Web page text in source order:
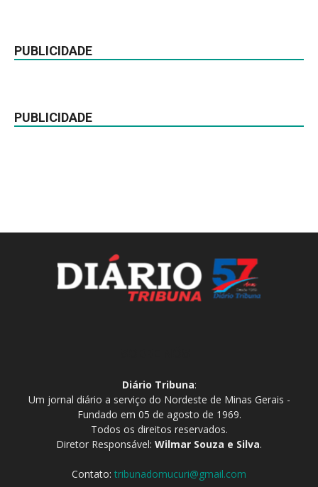
PUBLICIDADE
PUBLICIDADE
Diário Tribuna:
Um jornal diário a serviço do Nordeste de Minas Gerais -
Fundado em 05 de agosto de 1969.
Todos os direitos reservados.
Diretor Responsável: Wilmar Souza e Silva.
Contato: tribunadomucuri@gmail.com